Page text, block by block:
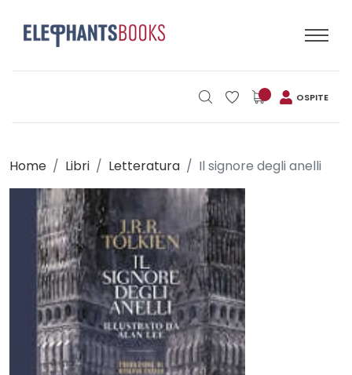
OSPITE
Home Libri Letteratura Il signore degli anelli